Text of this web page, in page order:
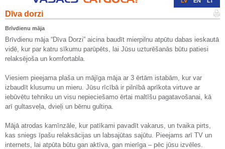
Dīva dorzi
Brīvdienu māja
Brīvdienu māja “Dīva Dorzi” aicina baudīt mierpilnu atpūtu dabas ieskautā
vidē, kur par katru sīkumu parūpēts, lai Jūsu uzturēšanās būtu patiesi
relaksējoša un komfortabla.
Viesiem pieejama plaša un mājīga māja ar 3 ērtām istabām, kur var
izbaudīt klusumu un mieru. Jūsu rīcībā ir pilnībā aprīkota virtuve ar
iebūvētu tehniku un visu nepieciešamo ērtai maltīšu pagatavošanai, kā
arī gultasveļa, dvieļi un bērnu gultiņa.
Mājā atrodas kamīnzāle, kur patīkami pavadīt vakarus, un tvaika pirts,
kas sniegs īpašu relaksācijas un labsajūtas sajūtu. Pieejams arī TV un
internets, lai atpūta būtu gan aktīva, gan mierīga – pēc jūsu izvēles.